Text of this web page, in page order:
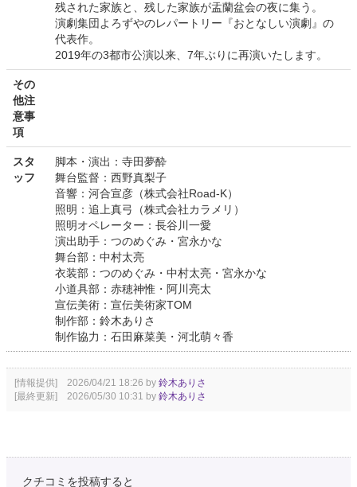
残された家族と、残した家族が盂蘭盆会の夜に集う。
演劇集団よろずやのレパートリー『おとなしい演劇』の
代表作。
2019年の3都市公演以来、7年ぶりに再演いたします。
その
他注
意事
項
スタ
ッフ
脚本・演出：寺田夢酔
舞台監督：西野真梨子
音響：河合宣彦（株式会社Road-K）
照明：追上真弓（株式会社カラメリ）
照明オペレーター：長谷川一愛
演出助手：つのめぐみ・宮永かな
舞台部：中村太亮
衣装部：つのめぐみ・中村太亮・宮永かな
小道具部：赤穂神惟・阿川亮太
宣伝美術：宣伝美術家TOM
制作部：鈴木ありさ
制作協力：石田麻菜美・河北萌々香
[情報提供] 2026/04/21 18:26 by 鈴木ありさ
[最終更新] 2026/05/30 10:31 by 鈴木ありさ
クチコミを投稿すると